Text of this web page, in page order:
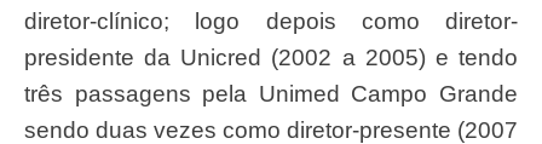
diretor-clínico; logo depois como diretor-
presidente da Unicred (2002 a 2005) e tendo
três passagens pela Unimed Campo Grande
sendo duas vezes como diretor-presente (2007